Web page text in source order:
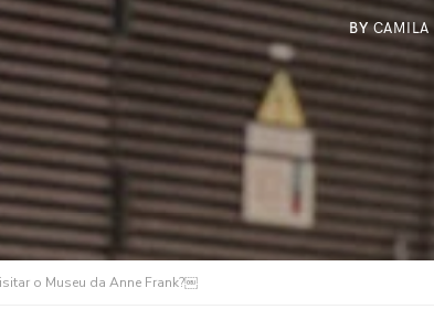
BY CAMILA
o Museu da Anne Frank?￼